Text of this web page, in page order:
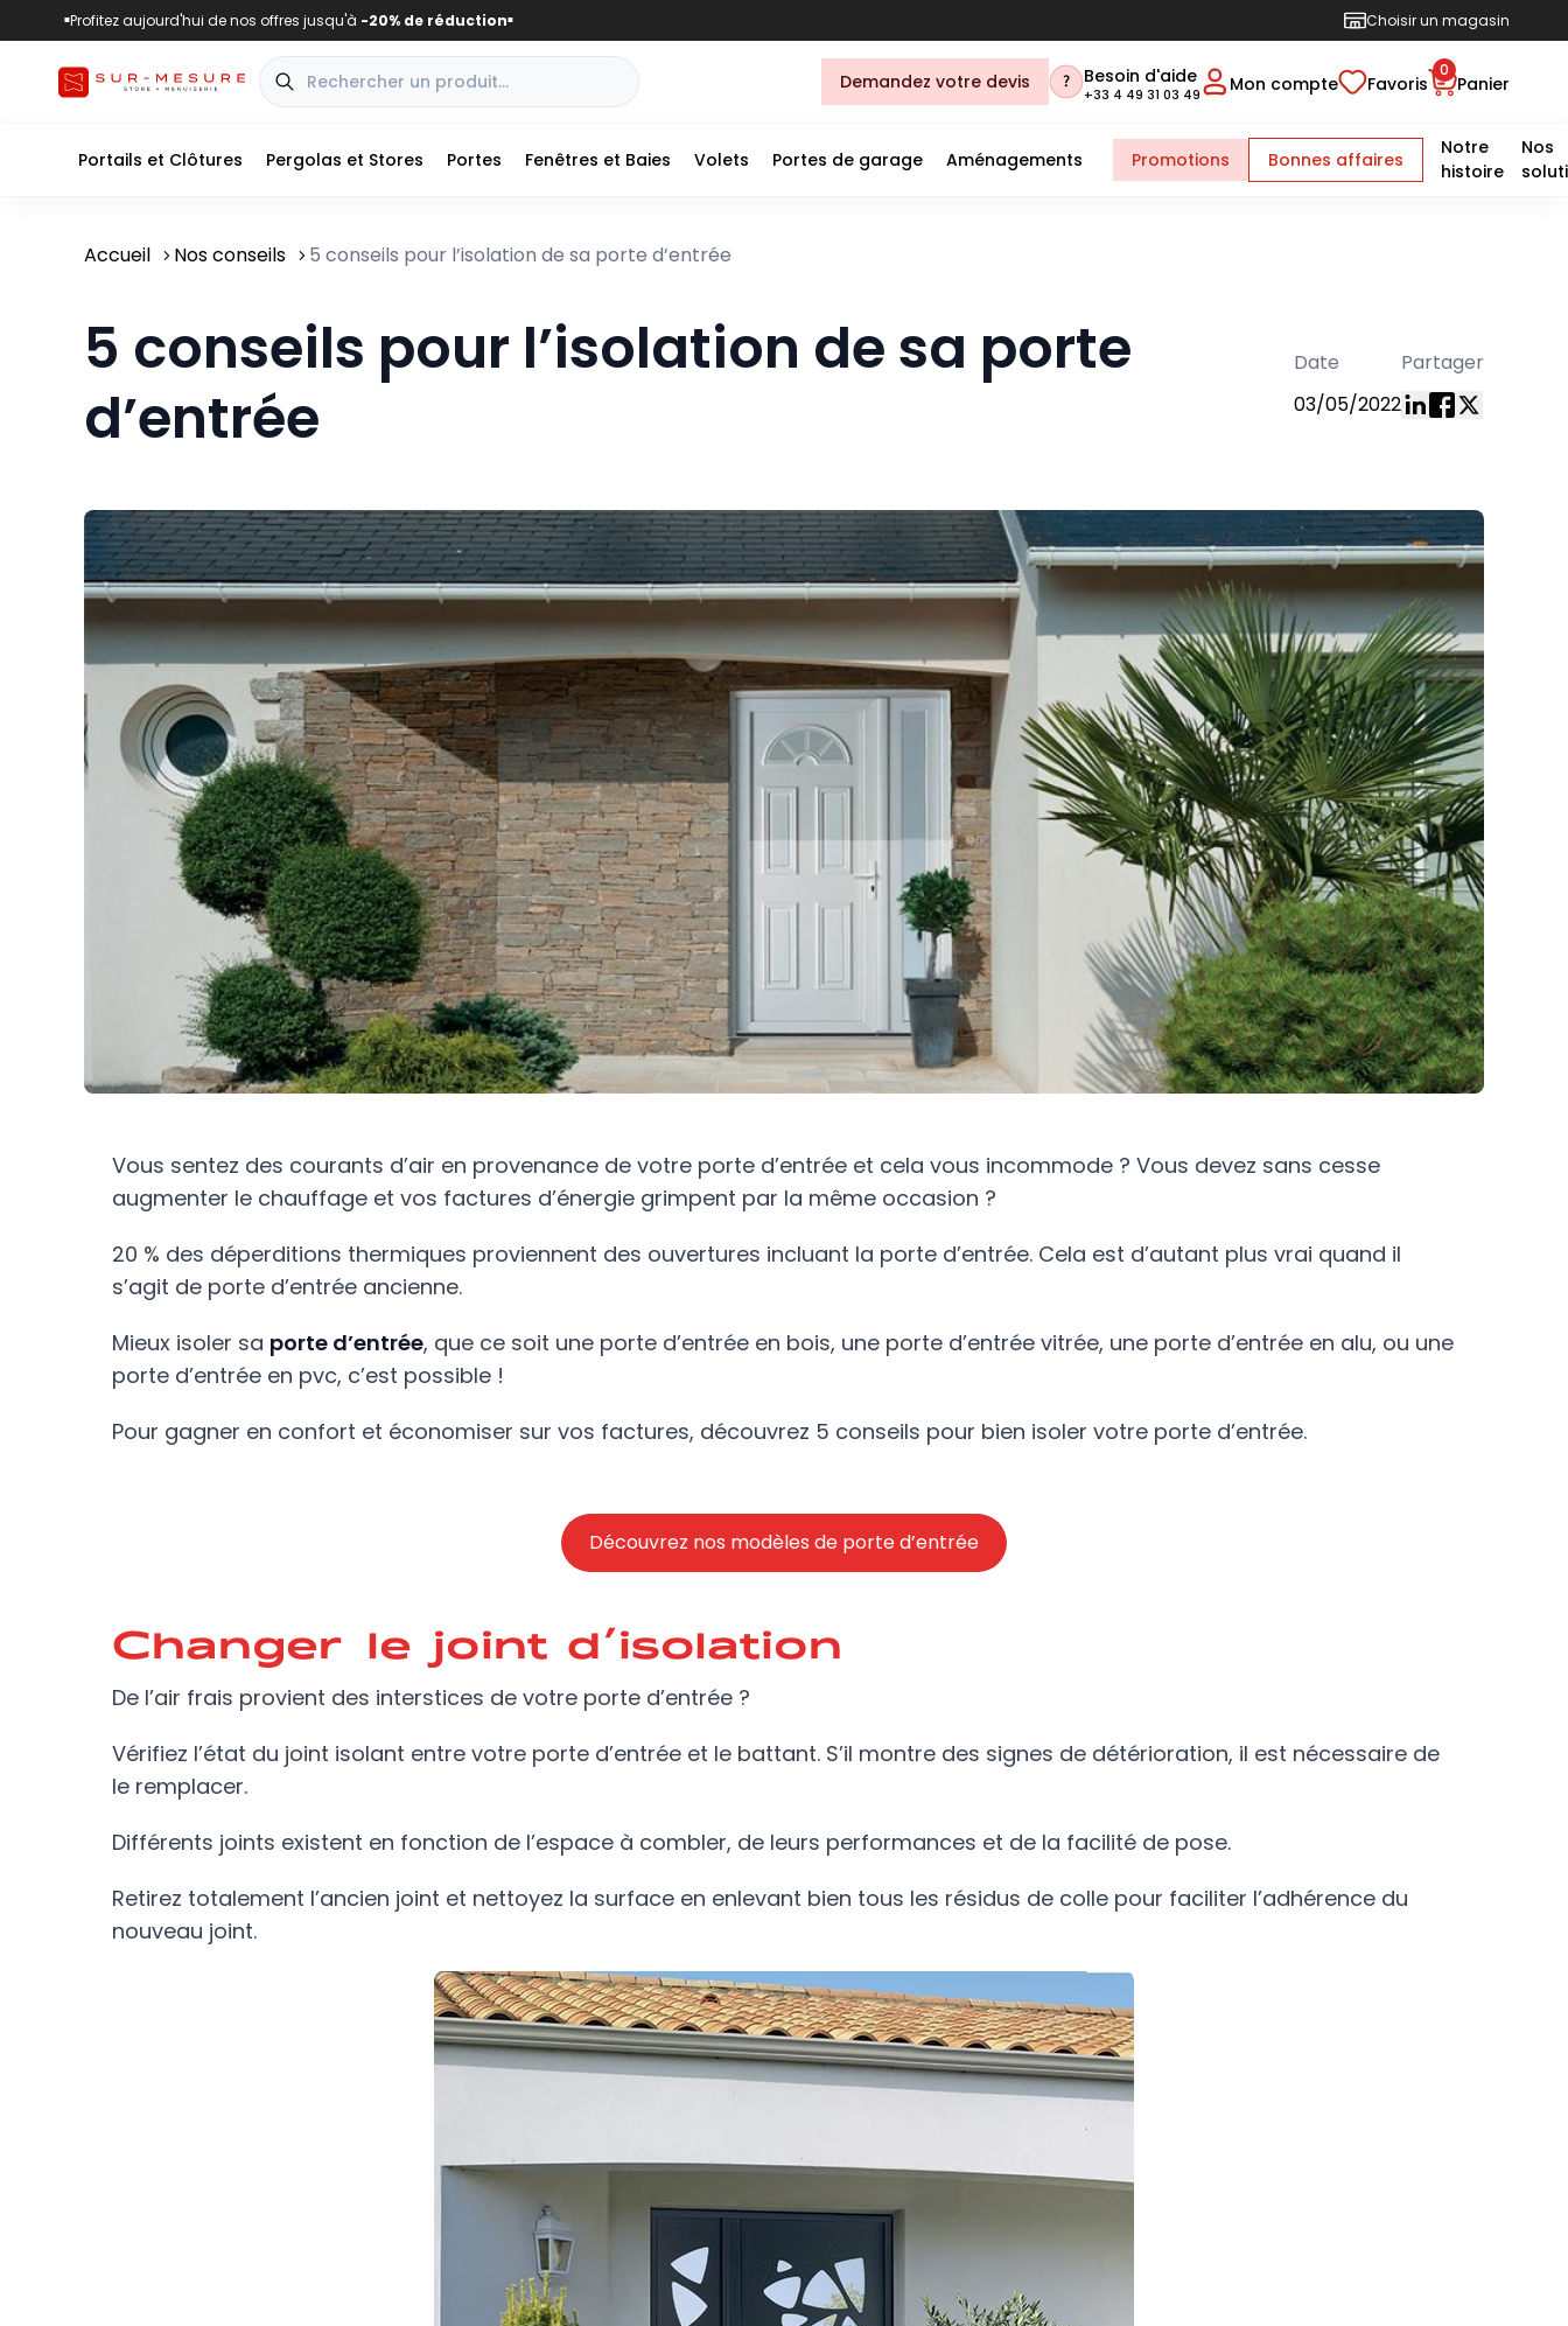
■Profitez aujourd'hui de nos offres jusqu'à -20% de réduction■ Choisir un magasin
Demandez votre devis Besoin d'aide
+33 4 49 31 03 49 Mon compte Favoris
0
Panier
Portails et Clôtures Pergolas et Stores Portes Fenêtres et Baies Volets Portes de garage Aménagements Promotions Bonnes affaires
Notre
histoire
Nos
Accueil Nos conseils 5 conseils pour l’isolation de sa porte d’entrée
5 conseils pour l’isolation de sa porte
d’entrée
Date
03/05/2022
Partager
Vous sentez des courants d’air en provenance de votre porte d’entrée et cela vous incommode ? Vous devez sans cesse
augmenter le chauffage et vos factures d’énergie grimpent par la même occasion ?
20 % des déperditions thermiques proviennent des ouvertures incluant la porte d’entrée. Cela est d’autant plus vrai quand il
s’agit de porte d’entrée ancienne.
Mieux isoler sa porte d’entrée, que ce soit une porte d’entrée en bois, une porte d’entrée vitrée, une porte d’entrée en alu, ou une
porte d’entrée en pvc, c’est possible !
Pour gagner en confort et économiser sur vos factures, découvrez 5 conseils pour bien isoler votre porte d’entrée.
Découvrez nos modèles de porte d’entrée
Changer le joint d’isolation
De l’air frais provient des interstices de votre porte d’entrée ?
Vérifiez l’état du joint isolant entre votre porte d’entrée et le battant. S’il montre des signes de détérioration, il est nécessaire de
le remplacer.
Différents joints existent en fonction de l’espace à combler, de leurs performances et de la facilité de pose.
Retirez totalement l’ancien joint et nettoyez la surface en enlevant bien tous les résidus de colle pour faciliter l’adhérence du
nouveau joint.